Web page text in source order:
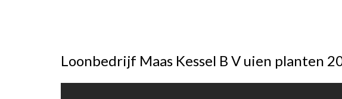
Loonbedrijf Maas Kessel B V uien planten